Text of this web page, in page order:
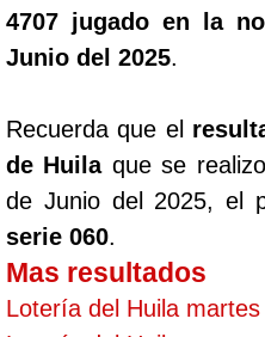
4707 jugado en la
Junio del 2025.
Recuerda que el
de Huilaque se
de Junio del 2025, el
serie 060.
Mas resultados
Lotería del Huila